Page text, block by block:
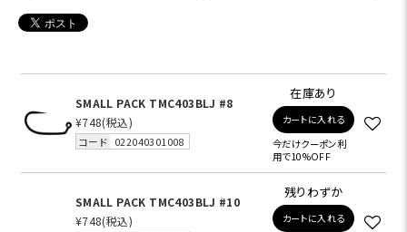
SMALL PACK TMC403BLJ #8
¥748(税込)
コード 022040301008
在庫あり
カートに入れる
今だけクーポン利
用で10%OFF
SMALL PACK TMC403BLJ #10
¥748(税込)
残りわずか
カートに入れる